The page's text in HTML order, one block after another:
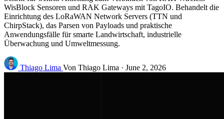
WisBlock Sensoren und RAK Gateways mit TagoIO. Behandelt die
Einrichtung des LoRaWAN Network Servers (TTN und
ChirpStack), das Parsen von Payloads und praktische
Anwendungsfälle für smarte Landwirtschaft, industrielle
Überwachung und Umweltmessung.
Thiago Lima Von Thiago Lima · June 2, 2026